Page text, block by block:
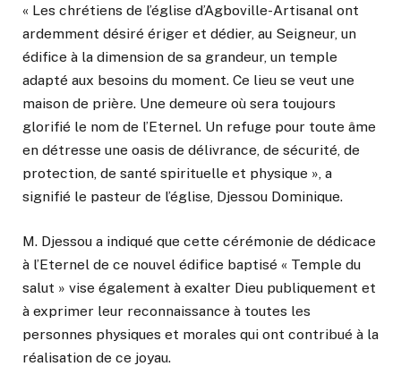
« Les chrétiens de l’église d’Agboville-Artisanal ont
ardemment désiré ériger et dédier, au Seigneur, un
édifice à la dimension de sa grandeur, un temple
adapté aux besoins du moment. Ce lieu se veut une
maison de prière. Une demeure où sera toujours
glorifié le nom de l’Eternel. Un refuge pour toute âme
en détresse une oasis de délivrance, de sécurité, de
protection, de santé spirituelle et physique », a
signifié le pasteur de l’église, Djessou Dominique.
M. Djessou a indiqué que cette cérémonie de dédicace
à l’Eternel de ce nouvel édifice baptisé « Temple du
salut » vise également à exalter Dieu publiquement et
à exprimer leur reconnaissance à toutes les
personnes physiques et morales qui ont contribué à la
réalisation de ce joyau.